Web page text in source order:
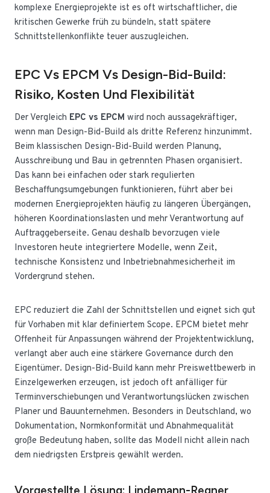
komplexe Energieprojekte ist es oft wirtschaftlicher, die
kritischen Gewerke früh zu bündeln, statt spätere
Schnittstellenkonflikte teuer auszugleichen.
EPC Vs EPCM Vs Design-Bid-Build:
Risiko, Kosten Und Flexibilität
Der Vergleich EPC vs EPCM wird noch aussagekräftiger,
wenn man Design-Bid-Build als dritte Referenz hinzunimmt.
Beim klassischen Design-Bid-Build werden Planung,
Ausschreibung und Bau in getrennten Phasen organisiert.
Das kann bei einfachen oder stark regulierten
Beschaffungsumgebungen funktionieren, führt aber bei
modernen Energieprojekten häufig zu längeren Übergängen,
höheren Koordinationslasten und mehr Verantwortung auf
Auftraggeberseite. Genau deshalb bevorzugen viele
Investoren heute integriertere Modelle, wenn Zeit,
technische Konsistenz und Inbetriebnahmesicherheit im
Vordergrund stehen.
EPC reduziert die Zahl der Schnittstellen und eignet sich gut
für Vorhaben mit klar definiertem Scope. EPCM bietet mehr
Offenheit für Anpassungen während der Projektentwicklung,
verlangt aber auch eine stärkere Governance durch den
Eigentümer. Design-Bid-Build kann mehr Preiswettbewerb in
Einzelgewerken erzeugen, ist jedoch oft anfälliger für
Terminverschiebungen und Verantwortungslücken zwischen
Planer und Bauunternehmen. Besonders in Deutschland, wo
Dokumentation, Normkonformität und Abnahmequalität
große Bedeutung haben, sollte das Modell nicht allein nach
dem niedrigsten Erstpreis gewählt werden.
Vorgestellte Lösung: Lindemann-Regner